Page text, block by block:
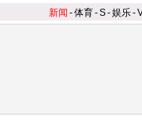
新闻 -体育-S-娱乐-